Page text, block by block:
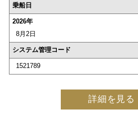
乗船日
2026年
8月2日
システム管理コード
1521789
詳細を見る